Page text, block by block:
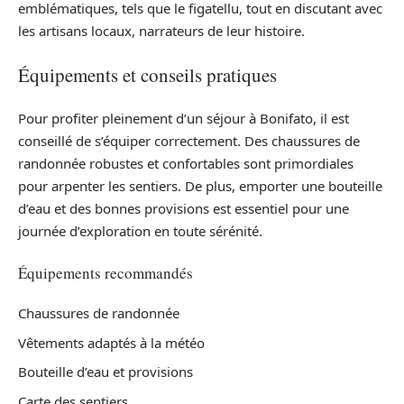
emblématiques, tels que le figatellu, tout en discutant avec
les artisans locaux, narrateurs de leur histoire.
Équipements et conseils pratiques
Pour profiter pleinement d’un séjour à Bonifato, il est
conseillé de s’équiper correctement. Des chaussures de
randonnée robustes et confortables sont primordiales
pour arpenter les sentiers. De plus, emporter une bouteille
d’eau et des bonnes provisions est essentiel pour une
journée d’exploration en toute sérénité.
Équipements recommandés
Chaussures de randonnée
Vêtements adaptés à la météo
Bouteille d’eau et provisions